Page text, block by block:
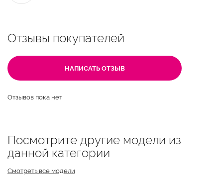
Отзывы покупателей
НАПИСАТЬ ОТЗЫВ
Отзывов пока нет
Посмотрите другие модели из
данной категории
Смотреть все модели